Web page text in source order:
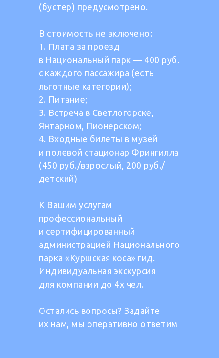
(бустер) предусмотрено.
В стоимость не включено:
1. Плата за проезд
в Национальный парк — 400 руб.
с каждого пассажира (есть
льготные категории);
2. Питание;
3. Встреча в Светлогорске,
Янтарном, Пионерском;
4. Входные билеты в музей
и полевой стационар Фрингилла
(450 руб./взрослый, 200 руб./
детский)
К Вашим услугам
профессиональный
и сертифицированный
администрацией Национального
парка «Куршская коса» гид.
Индивидуальная экскурсия
для компании до 4х чел.
Остались вопросы? Задайте
их нам, мы оперативно ответим